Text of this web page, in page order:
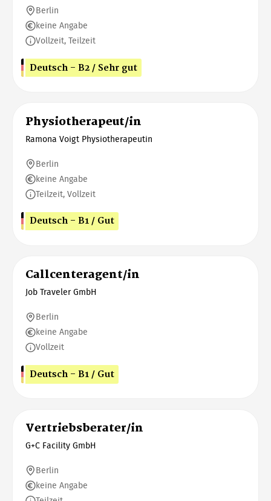
Berlin
keine Angabe
Vollzeit, Teilzeit
Deutsch - B2 / Sehr gut
Physiotherapeut/in
Ramona Voigt Physiotherapeutin
Berlin
keine Angabe
Teilzeit, Vollzeit
Deutsch - B1 / Gut
Callcenteragent/in
Job Traveler GmbH
Berlin
keine Angabe
Vollzeit
Deutsch - B1 / Gut
Vertriebsberater/in
G+C Facility GmbH
Berlin
keine Angabe